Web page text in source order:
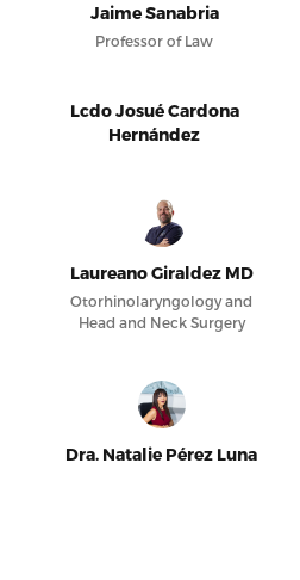
Jaime Sanabria
Professor of Law
Lcdo Josué Cardona
Hernández
Laureano Giraldez MD
Otorhinolaryngology and
Head and Neck Surgery
Dra. Natalie Pérez Luna